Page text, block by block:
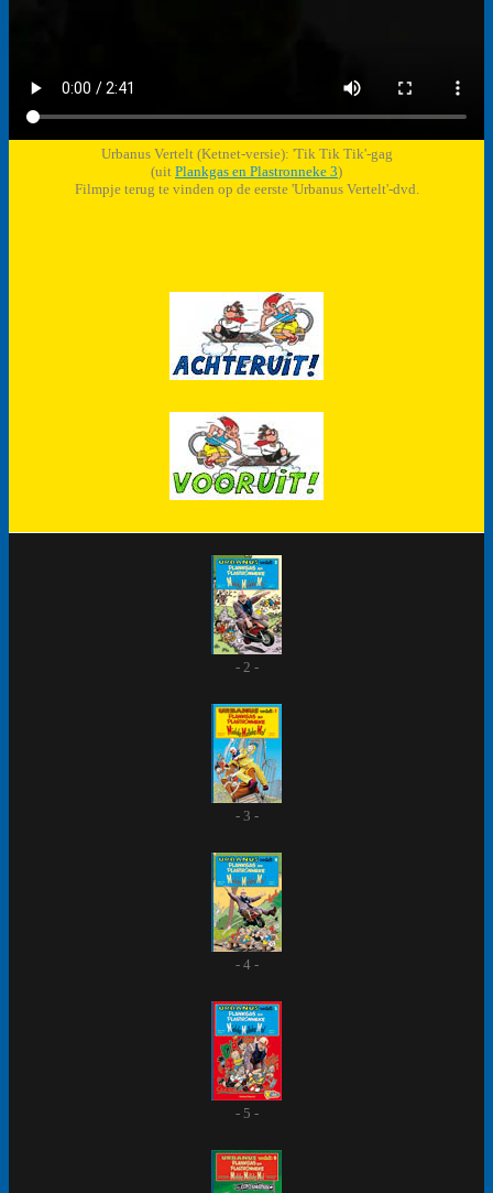
Urbanus Vertelt (Ketnet-versie): 'Tik Tik Tik'-gag
(uit Plankgas en Plastronneke 3)
Filmpje terug te vinden op de eerste 'Urbanus Vertelt'-dvd.
- 2 -
- 3 -
- 4 -
- 5 -